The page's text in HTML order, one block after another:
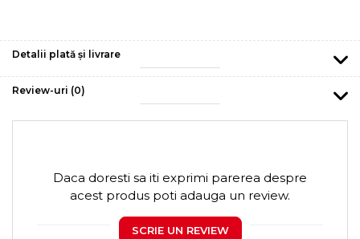
Detalii plată și livrare
Review-uri (0)
Daca doresti sa iti exprimi parerea despre
acest produs poti adauga un review.
SCRIE UN REVIEW